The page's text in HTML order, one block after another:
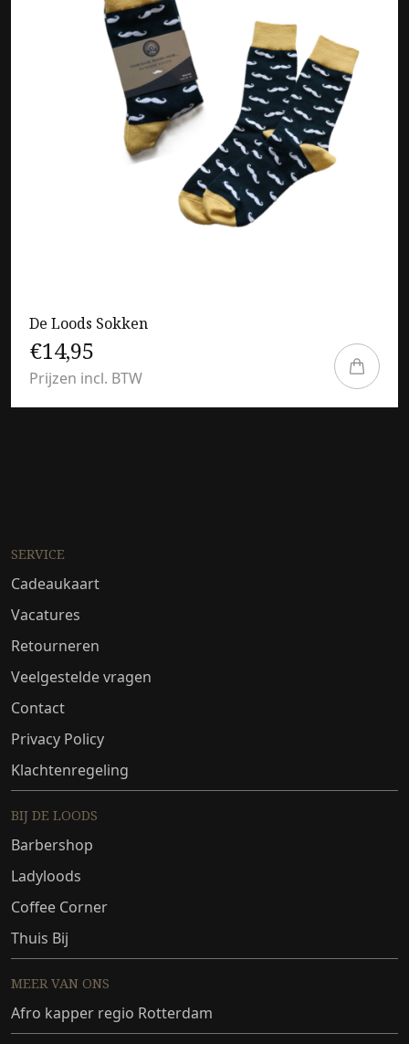
De Loods Sokken
€14,95
Prijzen incl. BTW
SERVICE
Cadeaukaart
Vacatures
Retourneren
Veelgestelde vragen
Contact
Privacy Policy
Klachtenregeling
BIJ DE LOODS
Barbershop
Ladyloods
Coffee Corner
Thuis Bij
MEER VAN ONS
Afro kapper regio Rotterdam